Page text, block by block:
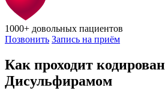
1000+ довольных пациентов
Позвонить Запись на приём
Как проходит
Дисульфирамом